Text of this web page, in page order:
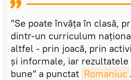
”Se poate învăța în clasă,
dintr-un curriculum
altfel - prin joacă, prin
și informale, iar
bune” a punctat Romaniuc .